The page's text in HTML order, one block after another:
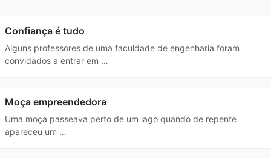
Confiança é tudo
Alguns professores de uma faculdade de engenharia foram
convidados a entrar em …
Moça empreendedora
Uma moça passeava perto de um lago quando de repente
apareceu um …